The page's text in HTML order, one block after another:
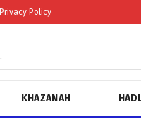
Privacy Policy
KHAZANAH